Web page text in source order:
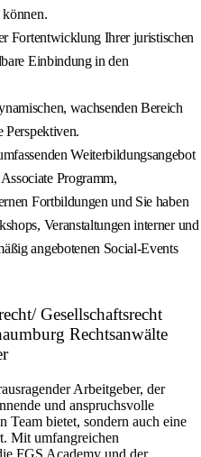
Fortentwicklung Ihrer juristischen
Einbindung in den
wachsenden Bereich
Perspektiven.
Weiterbildungsangebot
Programm,
Fortbildungen und Sie haben
Veranstaltungen interner und
angebotenen Social-Events
Gesellschaftsrecht
Rechtsanwälte
Arbeitgeber, der
und anspruchsvolle
Team bietet, sondern auch eine
Mit umfangreichen
FGS Academy und der